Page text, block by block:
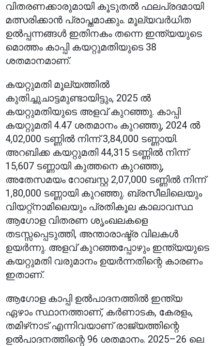
വിതരണക്കാരുമായി കൂടുതൽ ഫലപ്രദമായി
മത്സരിക്കാൻ പ്രാപ്തമാക്കും. മൂല്യവർധിത
ഉൽപ്പന്നങ്ങൾ ഇതിനകം തന്നെ ഇന്ത്യയുടെ
മൊത്തം കാപ്പി കയറ്റുമതിയുടെ 38
ശതമാനമാണ്.
കയറ്റുമതി മൂല്യത്തിൽ
കുതിച്ചുചാട്ടമുണ്ടായിട്ടും, 2025 ൽ
കയറ്റുമതിയുടെ അളവ് കുറഞ്ഞു. കാപ്പി
കയറ്റുമതി 4.47 ശതമാനം കുറഞ്ഞു, 2024 ൽ
4,02,000 ടണ്ണിൽ നിന്ന് 3,84,000 ടണ്ണായി.
അറബിക്ക കയറ്റുമതി 44,315 ടണ്ണിൽ നിന്ന്
15,607 ടണ്ണായി കുത്തനെ കുറഞ്ഞു,
അതേസമയം റോബസ്റ്റ 2,07,000 ടണ്ണിൽ നിന്ന്
1,80,000 ടണ്ണായി കുറഞ്ഞു. ബ്രസീലിലെയും
വിയറ്റ്നാമിലെയും പ്രതികൂല കാലാവസ്ഥ
ആഗോള വിതരണ ശൃംഖലകളെ
തടസ്സപ്പെടുത്തി, അന്താരാഷ്ട്ര വിലകൾ
ഉയർന്നു. അളവ് കുറഞ്ഞപ്പോഴും ഇന്ത്യയുടെ
കയറ്റുമതി വരുമാനം ഉയർന്നതിന്റെ കാരണം
ഇതാണ്.
ആഗോള കാപ്പി ഉൽപാദനത്തിൽ ഇന്ത്യ
ഏഴാം സ്ഥാനത്താണ്, കർണാടക, കേരളം,
തമിഴ്‌നാട് എന്നിവയാണ് രാജ്യത്തിന്റെ
ഉൽപാദനത്തിന്റെ 96 ശതമാനം. 2025–26 ലെ